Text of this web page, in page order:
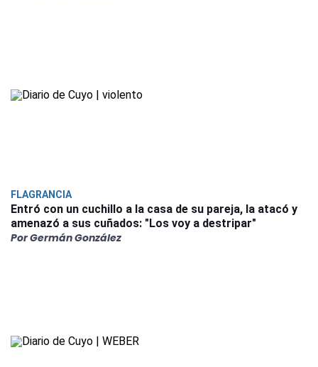
FLAGRANCIA
Entró con un cuchillo a la casa de su pareja, la atacó y
amenazó a sus cuñados: "Los voy a destripar"
Por Germán González